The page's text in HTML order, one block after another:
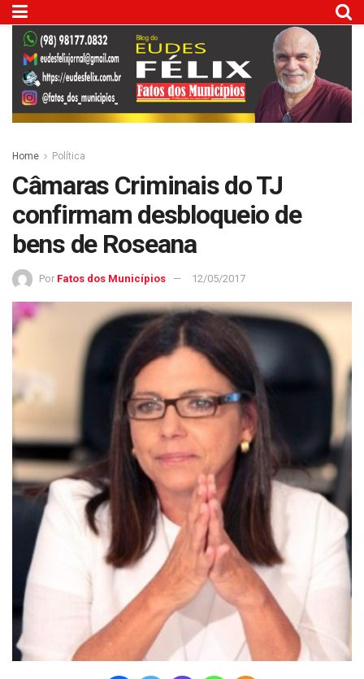
Home Política
Câmaras Criminais do TJ
confirmam desbloqueio de
bens de Roseana
Por Fatos dos Municípios 12/05/2017